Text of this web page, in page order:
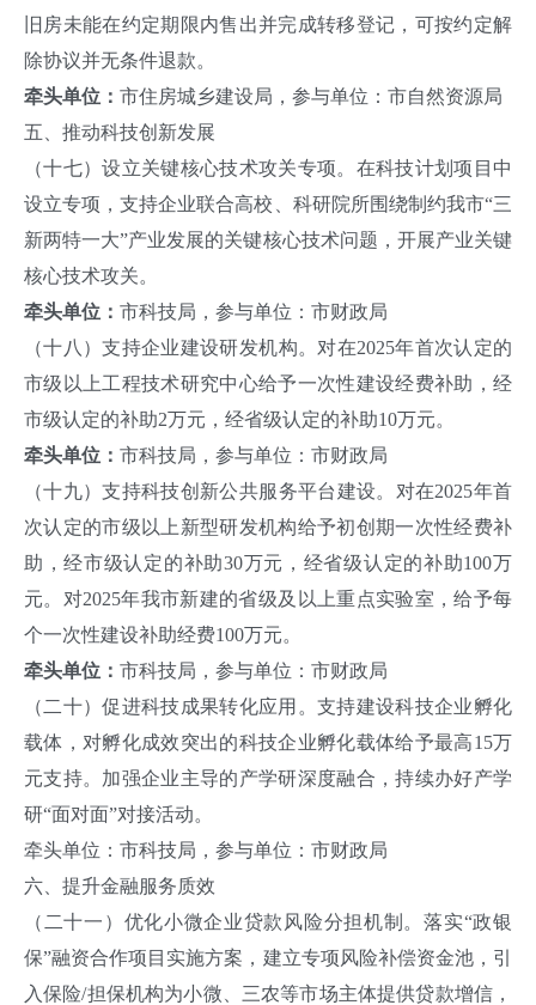
旧房未能在约定期限内售出并完成转移登记，可按约定解
除协议并无条件退款。
牵头单位： 市住房城乡建设局，参与单位：市自然资源局
五、推动科技创新发展
（十七）设立关键核心技术攻关专项。在科技计划项目中
设立专项，支持企业联合高校、科研院所围绕制约我市“三
新两特一大”产业发展的关键核心技术问题，开展产业关键
核心技术攻关。
牵头单位： 市科技局，参与单位：市财政局
（十八）支持企业建设研发机构。对在2025年首次认定的
市级以上工程技术研究中心给予一次性建设经费补助，经
市级认定的补助2万元，经省级认定的补助10万元。
牵头单位： 市科技局，参与单位：市财政局
（十九）支持科技创新公共服务平台建设。对在2025年首
次认定的市级以上新型研发机构给予初创期一次性经费补
助，经市级认定的补助30万元，经省级认定的补助100万
元。对2025年我市新建的省级及以上重点实验室，给予每
个一次性建设补助经费100万元。
牵头单位： 市科技局，参与单位：市财政局
（二十）促进科技成果转化应用。支持建设科技企业孵化
载体，对孵化成效突出的科技企业孵化载体给予最高15万
元支持。加强企业主导的产学研深度融合，持续办好产学
研“面对面”对接活动。
牵头单位：市科技局，参与单位：市财政局
六、提升金融服务质效
（二十一）优化小微企业贷款风险分担机制。落实“政银
保”融资合作项目实施方案，建立专项风险补偿资金池，引
入保险/担保机构为小微、三农等市场主体提供贷款增信，